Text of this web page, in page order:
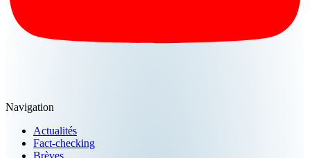
Navigation
Actualités
Fact-checking